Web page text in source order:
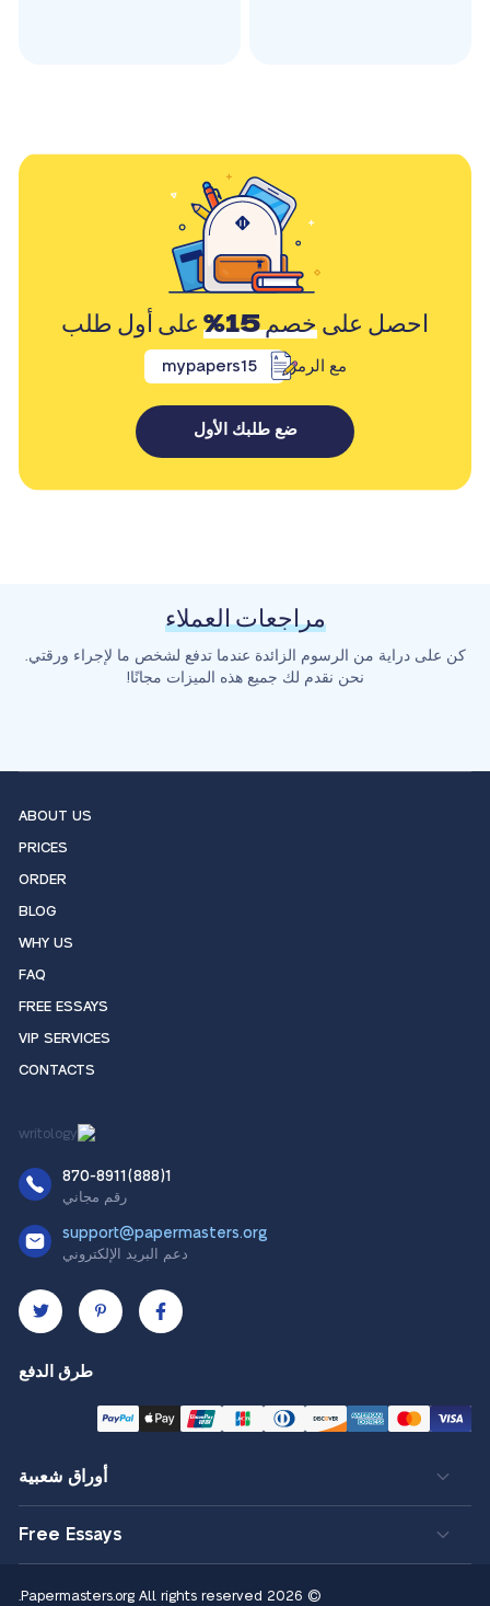
احصل علىخصم 15% على أول طلب
مع الرمز mypapers15
ضع طلبك الأول
مراجعات العملاء
كن على دراية من الرسوم الزائدة عندما تدفع لشخص ما لإجراء ورقتي.
نحن نقدم لك جميع هذه الميزات مجانًا!
ABOUT US
PRICES
ORDER
BLOG
WHY US
FAQ
FREE ESSAYS
VIP SERVICES
CONTACTS
1(888)870-8911
رقم مجاني
support@papermasters.org
دعم البريد الإلكتروني
طرق الدفع
أوراق شعبية
Free Essays
© 2026 Papermasters.org
All rights reserved.